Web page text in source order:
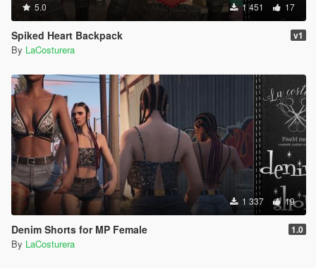
5.0 1 451 17
Spiked Heart Backpack v1
By LaCosturera
1 337 19
Denim Shorts for MP Female 1.0
By LaCosturera